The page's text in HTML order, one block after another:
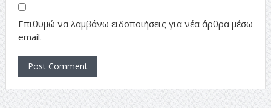
Επιθυμώ να λαμβάνω ειδοποιήσεις για νέα άρθρα μέσω
email.